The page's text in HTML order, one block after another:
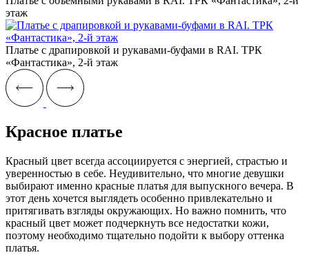
этаж
Платье с драпировкой и рукавами-буфами в RAI. ТРК
«Фантастика», 2-й этаж
Красное платье
Красный цвет всегда ассоциируется с энергией, страстью и
уверенностью в себе. Неудивительно, что многие девушки
выбирают именно красные платья для выпускного вечера. В
этот день хочется выглядеть особенно привлекательно и
притягивать взгляды окружающих. Но важно помнить, что
красный цвет может подчеркнуть все недостатки кожи,
поэтому необходимо тщательно подойти к выбору оттенка
платья.